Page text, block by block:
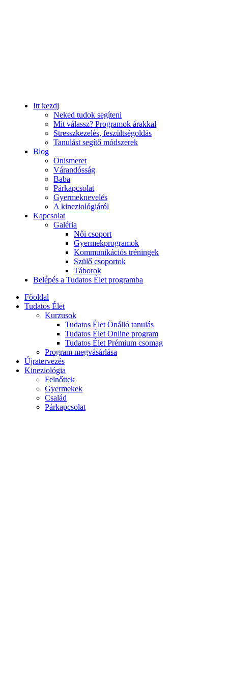
Itt kezdj
Neked tudok segíteni
Mit válassz? Programok árakkal
Stresszkezelés, feszültségoldás
Tanulást segítő módszerek
Blog
Önismeret
Várandósság
Baba
Párkapcsolat
Gyermeknevelés
A kineziológiáról
Kapcsolat
Galéria
Női csoport
Gyermekprogramok
Kommunikációs tréningek
Szülő csoportok
Táborok
Belépés a Tudatos Élet programba
Főoldal
Tudatos Élet
Kurzusok
Tudatos Élet Önálló tanulás
Tudatos Élet Online program
Tudatos Élet Prémium csomag
Program megvásárlása
Újratervezés
Kineziológia
Felnőttek
Gyermekek
Család
Párkapcsolat